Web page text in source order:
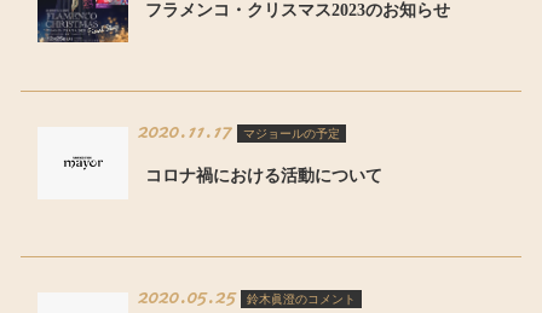
フラメンコ・クリスマス2023のお知らせ
2020.11.17 マジョールの予定
コロナ禍における活動について
2020.05.25 鈴木眞澄のコメント